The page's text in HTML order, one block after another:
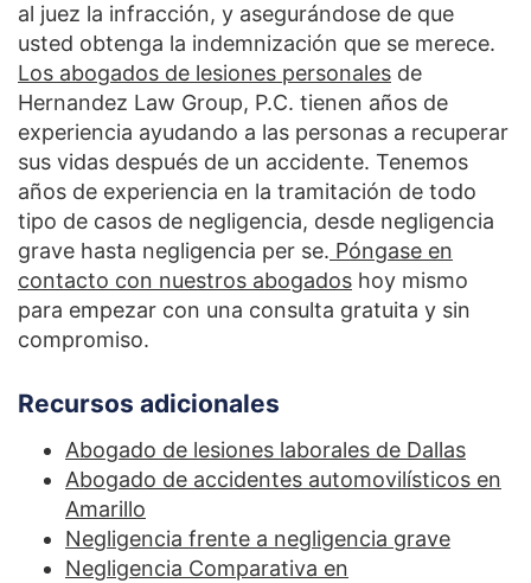
al juez la infracción, y asegurándose de que
usted obtenga la indemnización que se merece.
Los abogados de lesiones personales de
Hernandez Law Group, P.C. tienen años de
experiencia ayudando a las personas a recuperar
sus vidas después de un accidente. Tenemos
años de experiencia en la tramitación de todo
tipo de casos de negligencia, desde negligencia
grave hasta negligencia per se. Póngase en
contacto con nuestros abogados hoy mismo
para empezar con una consulta gratuita y sin
compromiso.
Recursos adicionales
Abogado de lesiones laborales de Dallas
Abogado de accidentes automovilísticos en
Amarillo
Negligencia frente a negligencia grave
Negligencia Comparativa en